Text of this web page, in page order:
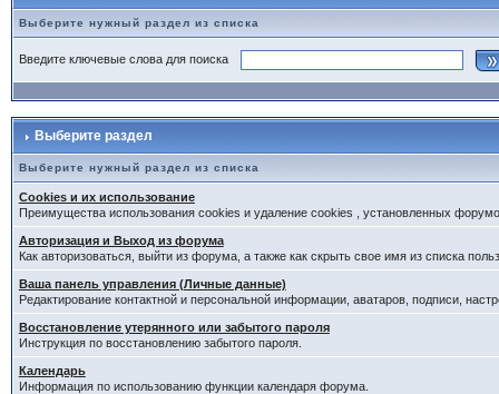
Выберите нужный раздел из списка
Введите ключевые слова для поиска
Выберите раздел
Выберите нужный раздел из списка
Cookies и их использование
Преимущества использования cookies и удаление cookies , установленных
Авторизация и Выход из форума
Как авторизоваться, выйти из форума, а также как скрыть свое имя из списка
Ваша панель управления (Личные данные)
Редактирование контактной и персональной информации, аватаров, подписи,
Восстановление утерянного или забытого пароля
Инструкция по восстановлению забытого пароля.
Календарь
Информация по использованию функции календаря форума.